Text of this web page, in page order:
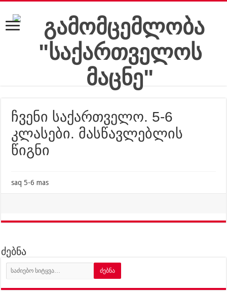
ჩვენი საქართველო. 5-6
კლასები. მასწავლებლის
წიგნი
saq 5-6 mas
ძებნა